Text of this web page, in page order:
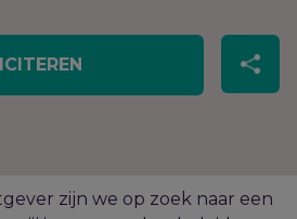
zijn we op zoek naar een